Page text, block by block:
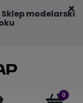
Sklep modelarski